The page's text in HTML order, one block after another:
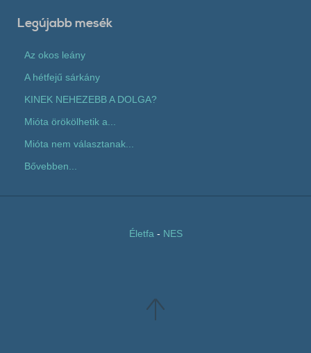
Legújabb mesék
Az okos leány
A hétfejű sárkány
KINEK NEHEZEBB A DOLGA?
Mióta örökölhetik a...
Mióta nem választanak...
Bővebben...
Életfa - NES